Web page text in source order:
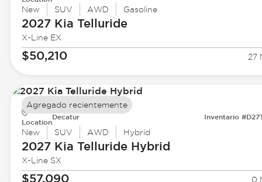
New SUV AWD Gasoline
2027 Kia Telluride
X-Line EX
$50,210 27
Location
Decatur Inventario
New SUV AWD Hybrid
2027 Kia Telluride Hybrid
X-Line SX
$57,090 0
Agregado recientemente